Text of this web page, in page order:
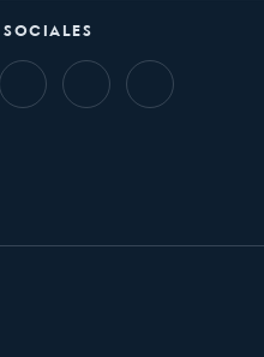
SOCIALES
WhatsappBluesky Threads